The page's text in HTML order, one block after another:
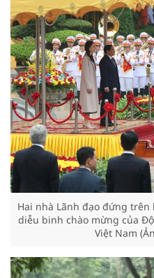
Hai nhà Lãnh đạo đứng
diễu binh chào mừng của
Việt Nam